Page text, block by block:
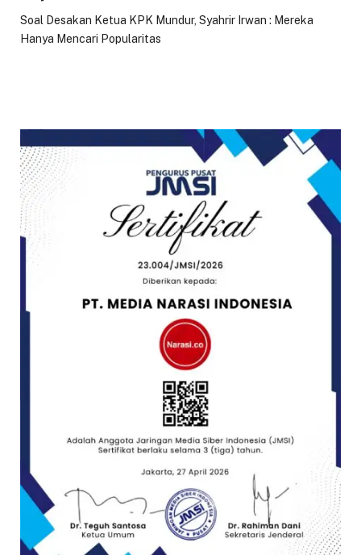
Soal Desakan Ketua KPK Mundur, Syahrir Irwan : Mereka
Hanya Mencari Popularitas